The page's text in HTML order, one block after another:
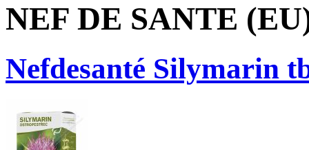
NEF DE SANTE
Nefdesanté Silymarin